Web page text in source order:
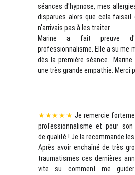
★★★★★Je remercie
professionnalisme et pour son
de qualité ! Je la recommande
Après avoir enchaîné de très
traumatismes ces dernières
vite su comment me
séances d'hypnose, mes
disparues alors que cela faisait
n'arrivais pas à les traiter.
Marine a fait preuve
professionnalisme. Elle a su me
dès la première séance.. Marine
une très grande empathie.